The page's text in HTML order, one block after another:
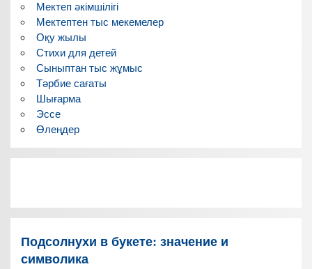
Мектеп әкімшілігі
Мектептен тыс мекемелер
Оқу жылы
Стихи для детей
Сыныптан тыс жұмыс
Тәрбие сағаты
Шығарма
Эссе
Өлеңдер
Подсолнухи в букете: значение и
символика